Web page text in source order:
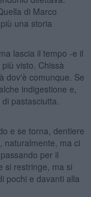
di Marco
una storia
lascia il tempo -e il
visto. Chissà
dov'è comunque. Se
indigestione e,
pastasciutta.
e se torna, dentiere
naturalmente, ma ci
per il
si restringe, ma si
pochi e davanti alla